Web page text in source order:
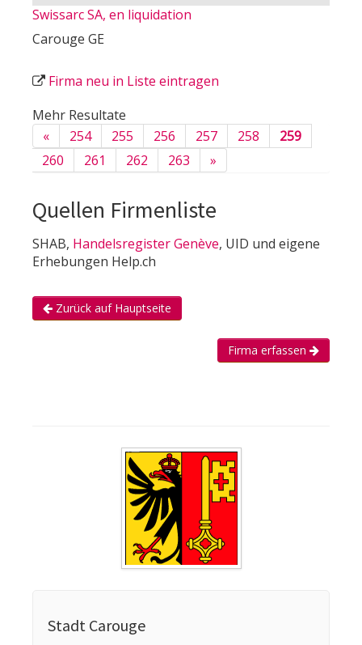
Swissarc SA, en liquidation
Carouge GE
Firma neu in Liste eintragen
Mehr Resultate
«
254 255 256 257 258
259
260
261 262 263 »
Quellen Firmenliste
SHAB, Handelsregister Genève, UID und eigene
Erhebungen Help.ch
Zurück auf Hauptseite
Firma erfassen
Stadt Carouge